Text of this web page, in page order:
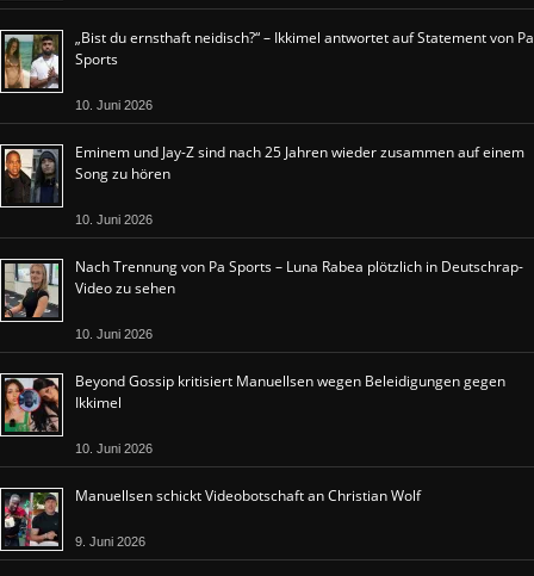
„Bist du ernsthaft neidisch?“ – Ikkimel antwortet auf Statement von Pa
Sports
10. Juni 2026
Eminem und Jay-Z sind nach 25 Jahren wieder zusammen auf einem
Song zu hören
10. Juni 2026
Nach Trennung von Pa Sports – Luna Rabea plötzlich in Deutschrap-
Video zu sehen
10. Juni 2026
Beyond Gossip kritisiert Manuellsen wegen Beleidigungen gegen
Ikkimel
10. Juni 2026
Manuellsen schickt Videobotschaft an Christian Wolf
9. Juni 2026